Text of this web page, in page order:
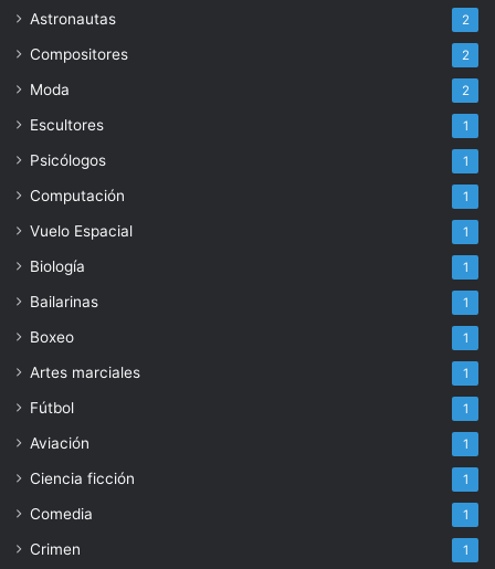
Astronautas 2
Compositores 2
Moda 2
Escultores 1
Psicólogos 1
Computación 1
Vuelo Espacial 1
Biología 1
Bailarinas 1
Boxeo 1
Artes marciales 1
Fútbol 1
Aviación 1
Ciencia ficción 1
Comedia 1
Crimen 1